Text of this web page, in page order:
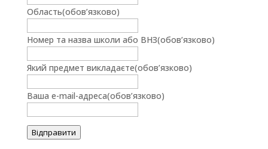
Область(обов’язково)
Номер та назва школи або ВНЗ(обов’язково)
Який предмет викладаєте(обов’язково)
Ваша e-mail-адреса(обов’язково)
Відправити